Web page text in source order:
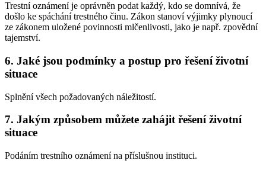
Trestní oznámení je oprávněn podat každý, kdo se domnívá, že
došlo ke spáchání trestného činu. Zákon stanoví výjimky plynoucí
ze zákonem uložené povinnosti mlčenlivosti, jako je např. zpovědní
tajemství.
6. Jaké jsou podmínky a postup pro řešení životní
situace
Splnění všech požadovaných náležitostí.
7. Jakým způsobem můžete zahájit řešení životní
situace
Podáním trestního oznámení na příslušnou instituci.